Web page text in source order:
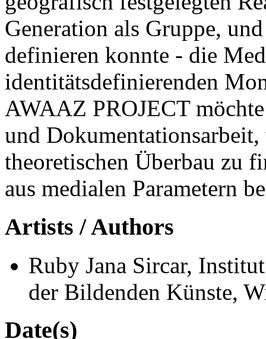
Generation als Gruppe,
definieren konnte - die
identitätsdefinierenden
AWAAZ PROJECT
und
theoretischen Überbau zu
aus medialen Parametern
Artists / Authors
Ruby Jana Sircar,
der Bildenden Künste,
Date(s)